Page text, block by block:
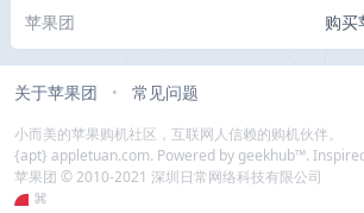
苹果团 购买
关于苹果团 • 常见问题
小而美的苹果购机社区，互联网人信赖的购机伙伴。
{apt} appletuan.com. Powered by geekhub™.
苹果团 © 2010-2021 深圳日常网络科技有限公司
⌘